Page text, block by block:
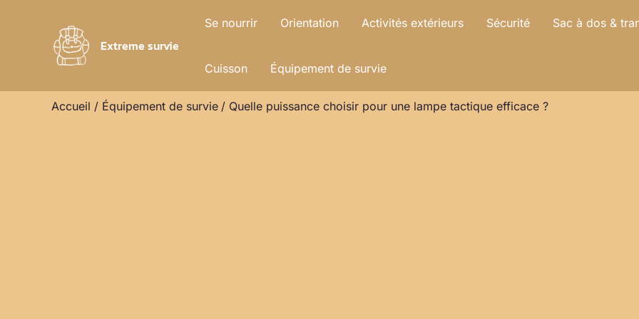
Extreme survie
Se nourrir Orientation Activités extérieurs Sécurité Sac à dos &
Cuisson Équipement de survie
Accueil Équipement de survie Quelle puissance choisir pour une lampe tactique efficace ?